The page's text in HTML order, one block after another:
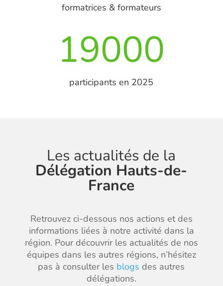
formatrices & formateurs
19000
participants en 2025
Les actualités de la
Délégation Hauts-de-
France
Retrouvez ci-dessous nos actions et des
informations liées à notre activité dans la
région. Pour découvrir les actualités de nos
équipes dans les autres régions, n’hésitez
pas à consulter les blogs des autres
délégations.